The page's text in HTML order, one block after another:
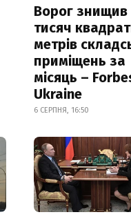
Ворог знищив
тисяч
метрів
приміщень за
місяць –
Ukraine
6 СЕРПНЯ, 16:50